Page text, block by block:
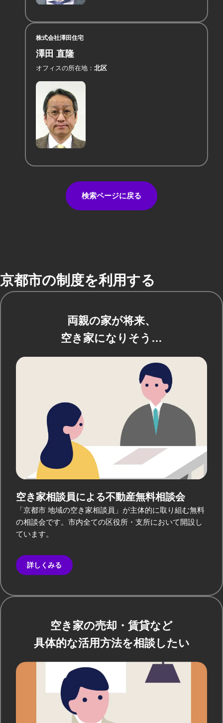
株式会社澤田住宅
澤田 直隆
オフィスの所在地 北区
検索ページに戻る
京都市の制度を利用する
両親の家が将来、
空き家になりそう…
空き家相談員による不動産無料相談会
「京都市 地域の空き家相談員」が主体的に取り組む無料
の相談会です。市内全ての区役所・支所において開設し
ています。
詳しくみる
空き家の売却・賃貸など
具体的な活用方法を相談したい